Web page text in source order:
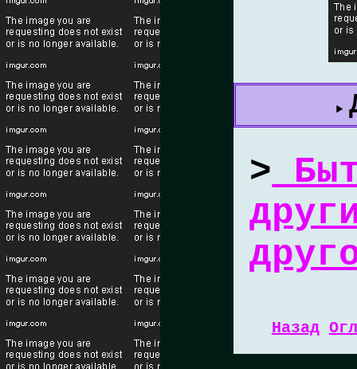
>
Назад